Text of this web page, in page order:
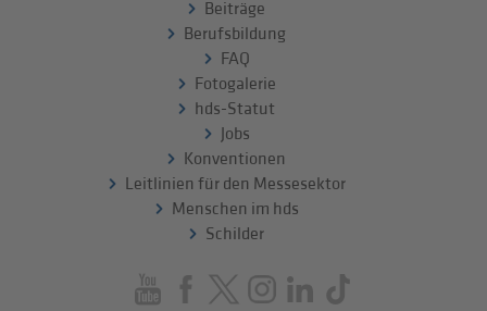
Beiträge
Berufsbildung
FAQ
Fotogalerie
hds-Statut
Jobs
Konventionen
Leitlinien für den Messesektor
Menschen im hds
Schilder